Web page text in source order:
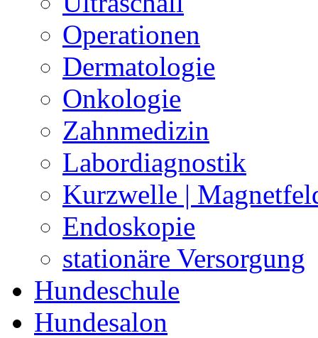
Operationen
Dermatologie
Onkologie
Zahnmedizin
Labordiagnostik
Kurzwelle |
Endoskopie
stationäre Versorgung
Hundeschule
Hundesalon